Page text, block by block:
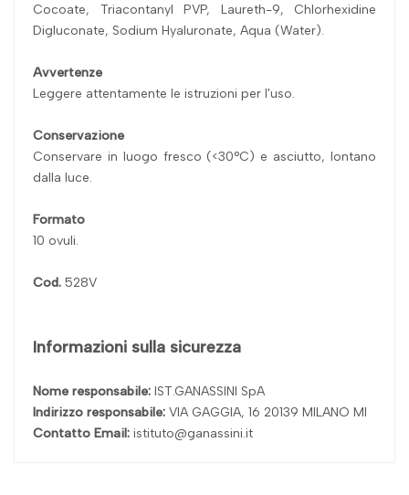
Cocoate, Triacontanyl PVP, Laureth-9, Chlorhexidine
Digluconate, Sodium Hyaluronate, Aqua (Water).
Avvertenze
Leggere attentamente le istruzioni per l'uso.
Conservazione
Conservare in luogo fresco (<30°C) e asciutto, lontano
dalla luce.
Formato
10 ovuli.
Cod. 528V
Informazioni sulla sicurezza
Nome responsabile: IST.GANASSINI SpA
Indirizzo responsabile: VIA GAGGIA, 16 20139 MILANO MI
Contatto Email: istituto@ganassini.it